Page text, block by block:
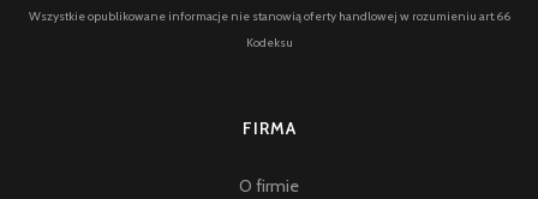
Wszystkie opublikowane informacje nie stanowią oferty handlowej w rozumieniu art.66
Kodeksu
FIRMA
O firmie